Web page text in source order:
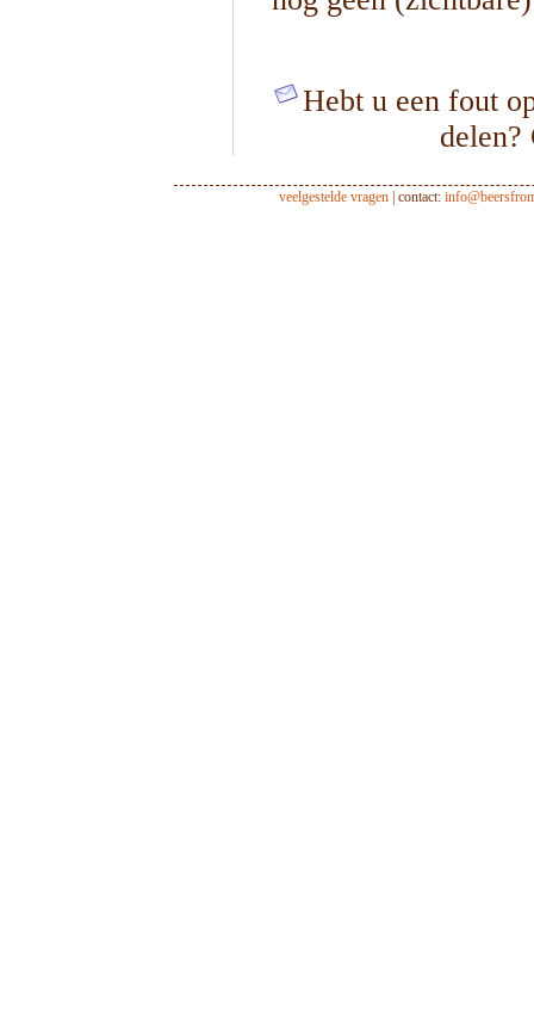
Hebt u een fout
veelgestelde vragen| contact: